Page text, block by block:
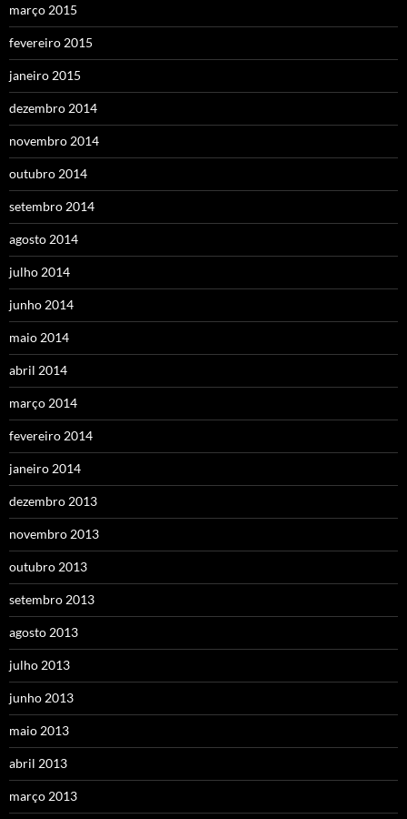
março 2015
fevereiro 2015
janeiro 2015
dezembro 2014
novembro 2014
outubro 2014
setembro 2014
agosto 2014
julho 2014
junho 2014
maio 2014
abril 2014
março 2014
fevereiro 2014
janeiro 2014
dezembro 2013
novembro 2013
outubro 2013
setembro 2013
agosto 2013
julho 2013
junho 2013
maio 2013
abril 2013
março 2013